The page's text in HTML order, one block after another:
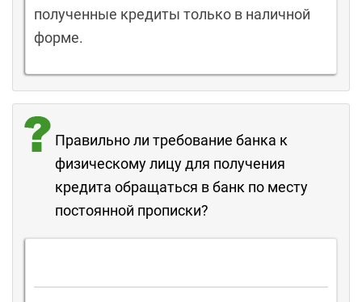
полученные кредиты только в наличной
форме.
Правильно ли требование банка к
физическому лицу для получения
кредита обращаться в банк по месту
постоянной прописки?